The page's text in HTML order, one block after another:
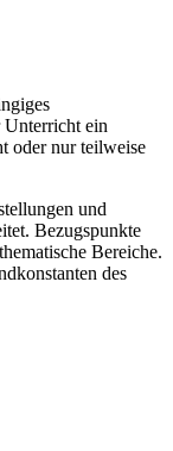
Unterricht ein
oder nur teilweise
und
Bezugspunkte
Bereiche.
des